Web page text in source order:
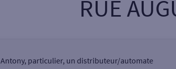
RUE
Antony, particulier, un distributeur/automate